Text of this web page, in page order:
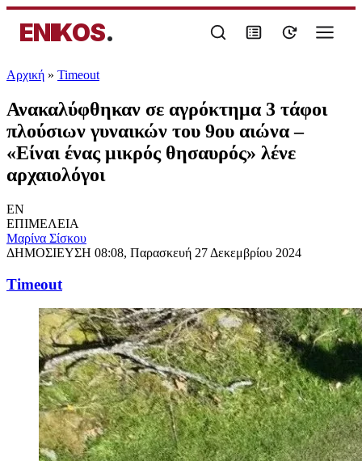
ENIKOS.
Αρχική » Timeout
Ανακαλύφθηκαν σε αγρόκτημα 3 τάφοι
πλούσιων γυναικών του 9ου αιώνα –
«Είναι ένας μικρός θησαυρός» λένε
αρχαιολόγοι
EN
ΕΠΙΜΕΛΕΙΑ
Μαρίνα Σίσκου
ΔΗΜΟΣΙΕΥΣΗ 08:08, Παρασκευή 27 Δεκεμβρίου 2024
Timeout